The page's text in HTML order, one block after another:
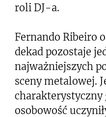
roli DJ-a.
Fernando Ribeiro
dekad pozostaje
najważniejszych
sceny metalowej.
charakterystyczny
osobowość